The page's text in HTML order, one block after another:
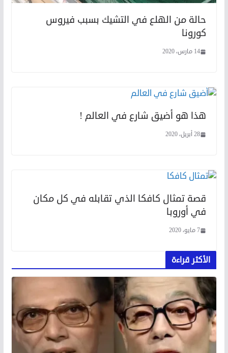
حالة من الهلع في التشيك بسبب فيروس
كورونا
14 مارس، 2020
هذا هو أضيق شارع في العالم !
28 أبريل، 2020
قصة تمثال كافكا الذي تقابله في كل مكان
في أوروبا
7 مايو، 2020
الأكثر قراءة